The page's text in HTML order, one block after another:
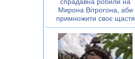
Мирона Вітрогона, аби
примножити своє щастя